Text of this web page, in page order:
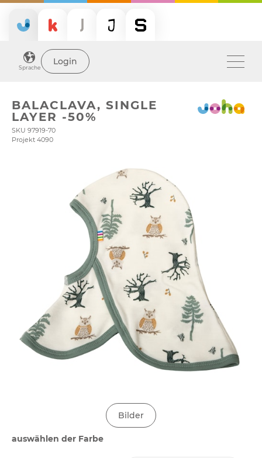
Sprache
Login
BALACLAVA, SINGLE
LAYER -50%
SKU 97919-70
Projekt 4090
Bilder
auswählen der Farbe